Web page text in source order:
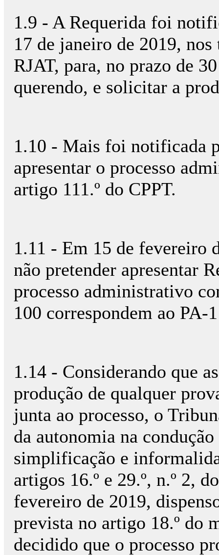
1.9 - A Requerida foi
17 de janeiro de 2019,
RJAT, para, no prazo de
querendo, e solicitar a
1.10 - Mais foi notificada
apresentar o processo
artigo 111.º do CPPT.
1.11 - Em 15 de fevereiro
não pretender apresentar
processo administrativo
100 correspondem ao PA-
1.14 - Considerando que
produção de qualquer
junta ao processo, o
da autonomia na
simplificação e
artigos 16.º e 29.º, n.º 2,
fevereiro de 2019,
prevista no artigo 18.º do
decidido que o processo